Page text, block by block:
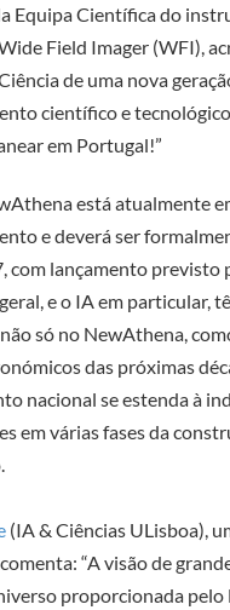
Equipa Científica do
Field Imager (WFI),
de uma nova
científico e
em Portugal!”
está atualmente
e deverá ser
com lançamento previsto
e o IA em particular,
só no NewAthena,
das próximas
nacional se estenda à
em várias fases da
(IA & Ciências ULisboa),
“A visão de
proporcionada